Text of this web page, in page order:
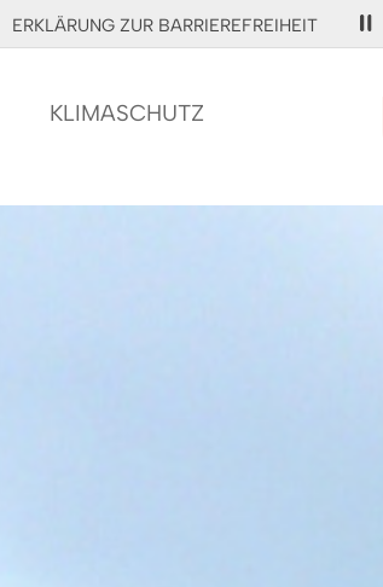
ERKLÄRUNG ZUR BARRIEREFREIHEIT
KLIMASCHUTZ